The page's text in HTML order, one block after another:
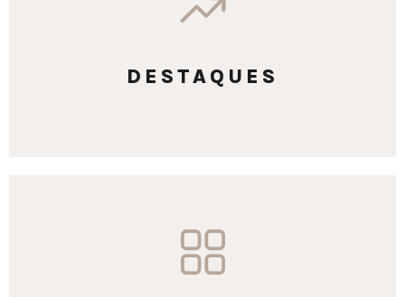
DESTAQUES